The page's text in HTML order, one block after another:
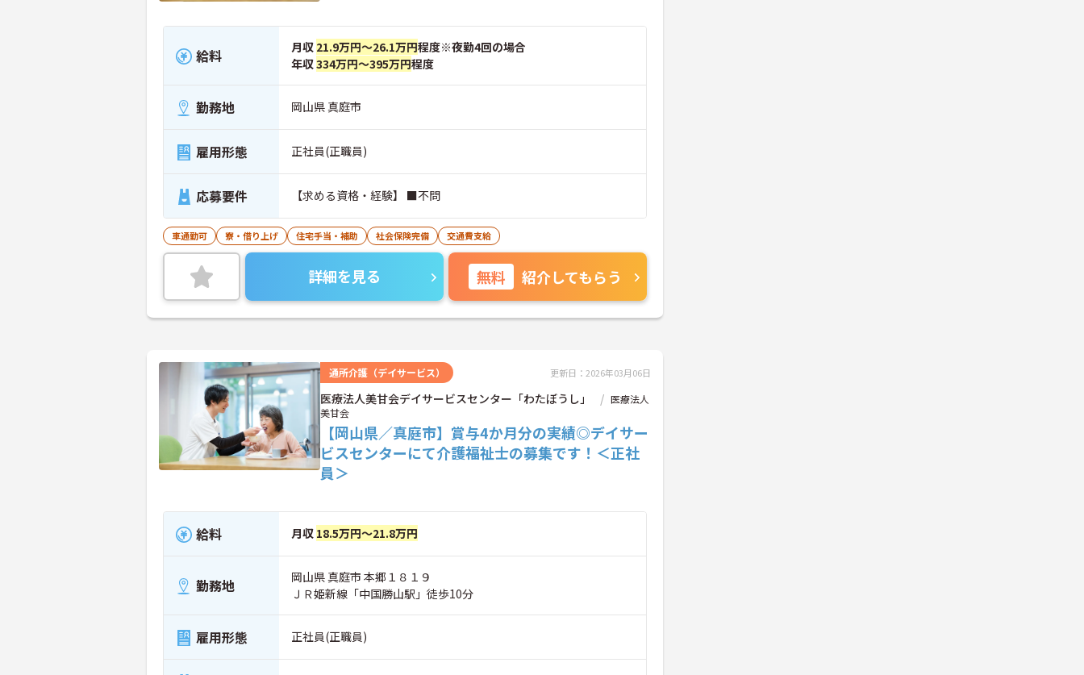
給料 月収 21.9万円～26.1万円程度※夜勤4回の場合
年収334万円～395万円程度
勤務地 岡山県 真庭市
雇用形態 正社員(正職員)
応募要件 【求める資格・経験】 ■不問
車通勤可 寮・借り上げ 住宅手当・補助 社会保険完備 交通費支給
詳細を見る 無料 紹介してもらう
通所介護（デイサービス） 更新日：2026年03月06日
医療法人美甘会デイサービスセンター「わたぼうし」
医療法人
美甘会
【岡山県／真庭市】賞与4か月分の実績◎デイサー
ビスセンターにて介護福祉士の募集です！＜正社
員＞
給料 月収 18.5万円～21.8万円
勤務地
岡山県 真庭市 本郷１８１９
ＪＲ姫新線「中国勝山駅」徒歩10分
雇用形態 正社員(正職員)